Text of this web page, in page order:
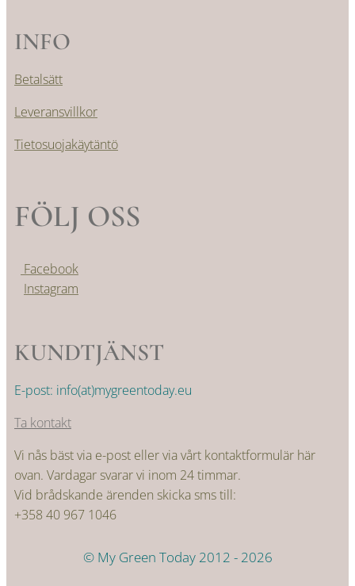
INFO
Betalsätt
Leveransvillkor
Tietosuojakäytäntö
FÖLJ OSS
Facebook
Instagram
KUNDTJÄNST
E-post: info(at)mygreentoday.eu
Ta kontakt
Vi nås bäst via e-post eller via vårt kontaktformulär här
ovan. Vardagar svarar vi inom 24 timmar.
Vid brådskande ärenden skicka sms till:
+358 40 967 1046
© My Green Today 2012 - 2026